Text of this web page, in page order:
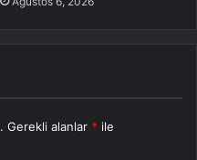
Gerekli alanlar * ile